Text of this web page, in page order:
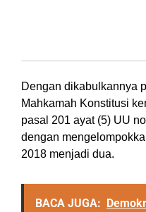
Dengan dikabulkannya
Mahkamah Konstitusi
pasal 201 ayat (5) UU
dengan
2018 menjadi dua.
BACA JUGA: